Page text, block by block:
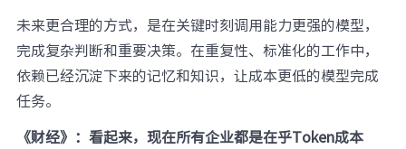
未来更合理的方式，是在关键时刻调用能力更强的模型，
完成复杂判断和重要决策。在重复性、标准化的工作中，
依赖已经沉淀下来的记忆和知识，让成本更低的模型完成
任务。
《财经》：看起来，现在所有企业都是在乎Token成本